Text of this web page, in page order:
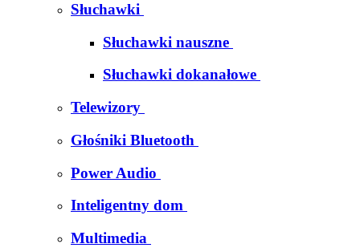
Słuchawki
Słuchawki nauszne
Słuchawki dokanałowe
Telewizory
Głośniki Bluetooth
Power Audio
Inteligentny dom
Multimedia